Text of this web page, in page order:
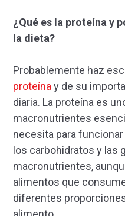
¿Qué es la proteína y
la dieta?
Probablemente haz
proteína y de su
diaria. La proteína es
macronutrientes
necesita para
los carbohidratos y las
macronutrientes,
alimentos que
diferentes